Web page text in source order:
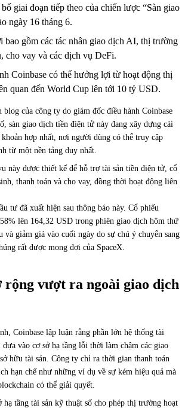
giai đoạn tiếp theo của chiến lược “Sàn giao
ngày 16 tháng 6.
bao gồm các tác nhân giao dịch AI, thị trường
cho vay và các dịch vụ DeFi.
Coinbase có thể hưởng lợi từ hoạt động thị
quan đến World Cup lên tới 10 tỷ USD.
blog của công ty do giám đốc điều hành Coinbase
sàn giao dịch tiền điện tử này đang xây dựng cái
hợp nhất, nơi người dùng có thể truy cập
từ một nền tảng duy nhất.
này được thiết kế để hỗ trợ tài sản tiền điện tử, cổ
thanh toán và cho vay, đồng thời hoạt động liên
tư đã xuất hiện sau thông báo này. Cổ phiếu
lên 164,32 USD trong phiên giao dịch hôm thứ
và giảm giá vào cuối ngày do sự chú ý chuyển sang
rất được mong đợi của SpaceX.
rộng vượt ra ngoài giao dịch
Coinbase lập luận rằng phần lớn hệ thống tài
vào cơ sở hạ tầng lỗi thời làm chậm các giao
hữu tài sản. Công ty chỉ ra thời gian thanh toán
hạn chế như những ví dụ về sự kém hiệu quả mà
có thể giải quyết.
hạ tầng tài sản kỹ thuật số cho phép thị trường hoạt